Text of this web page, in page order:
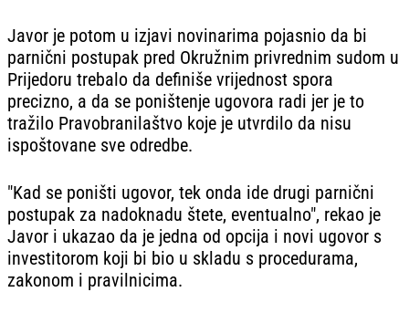
Javor je potom u izjavi novinarima pojasnio da bi
parnični postupak pred Okružnim privrednim sudom u
Prijedoru trebalo da definiše vrijednost spora
precizno, a da se poništenje ugovora radi jer je to
tražilo Pravobranilaštvo koje je utvrdilo da nisu
ispoštovane sve odredbe.
"Kad se poništi ugovor, tek onda ide drugi parnični
postupak za nadoknadu štete, eventualno", rekao je
Javor i ukazao da je jedna od opcija i novi ugovor s
investitorom koji bi bio u skladu s procedurama,
zakonom i pravilnicima.